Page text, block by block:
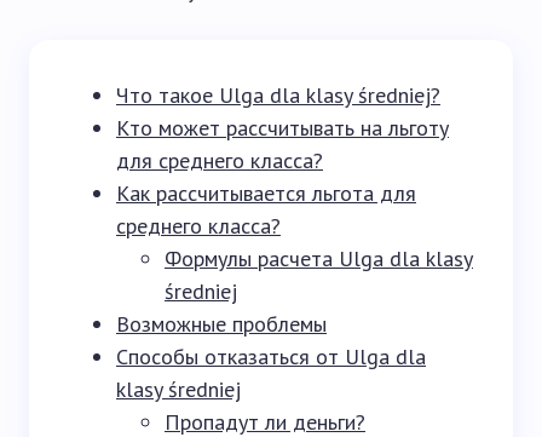
Что такое Ulga dla klasy średniej?
Кто может рассчитывать на льготу
для среднего класса?
Как рассчитывается льгота для
среднего класса?
Формулы расчета Ulga dla klasy
średniej
Возможные проблемы
Способы отказаться от Ulga dla
klasy średniej
Пропадут ли деньги?